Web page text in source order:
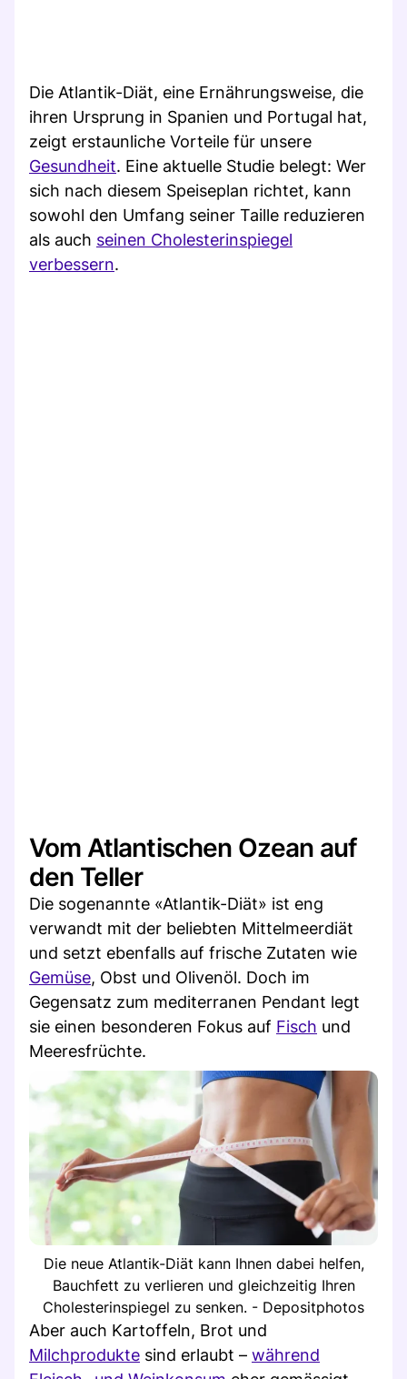
Die Atlantik-Diät, eine Ernährungsweise, die
ihren Ursprung in Spanien und Portugal hat,
zeigt erstaunliche Vorteile für unsere
Gesundheit. Eine aktuelle Studie belegt: Wer
sich nach diesem Speiseplan richtet, kann
sowohl den Umfang seiner Taille reduzieren
als auch seinen Cholesterinspiegel
verbessern.
Vom Atlantischen Ozean auf
den Teller
Die sogenannte «Atlantik-Diät» ist eng
verwandt mit der beliebten Mittelmeerdiät
und setzt ebenfalls auf frische Zutaten wie
Gemüse, Obst und Olivenöl. Doch im
Gegensatz zum mediterranen Pendant legt
sie einen besonderen Fokus auf Fisch und
Meeresfrüchte.
Die neue Atlantik-Diät kann Ihnen dabei helfen,
Bauchfett zu verlieren und gleichzeitig Ihren
Cholesterinspiegel zu senken. - Depositphotos
Aber auch Kartoffeln, Brot und
Milchprodukte sind erlaubt – während